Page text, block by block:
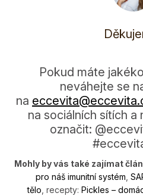
Pokud máte
neváhejte se
na
na sociálních sítích
označit:
Mohly by vás také zajímat
pro náš imunitní systém
tělo , recepty: Pic­kles –